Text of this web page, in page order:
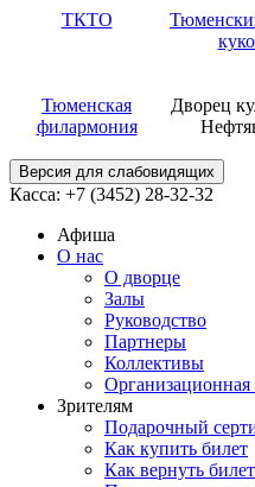
ТКТО
Тюменская
филармония
Дворец
Версия для слабовидящих
Касса: +7 (3452) 28-32-32
Афиша
О нас
О дворце
Залы
Руководство
Партнеры
Коллективы
Организационная
Зрителям
Подарочный
Как купить билет
Как вернуть билет